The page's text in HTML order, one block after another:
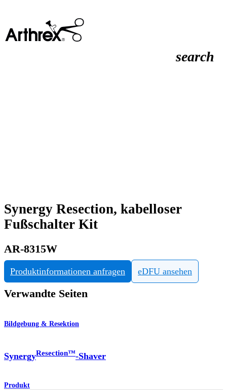
search
Synergy Resection, kabelloser
Fußschalter Kit
AR-8315W
Produktinformationen anfragen eDFU ansehen
Verwandte Seiten
Bildgebung & Resektion
SynergyResection™-Shaver
Produkt